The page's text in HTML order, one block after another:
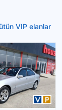
VIP elanlar